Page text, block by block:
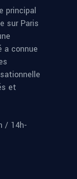
principal
sur Paris
a connue
et
/ 14h-